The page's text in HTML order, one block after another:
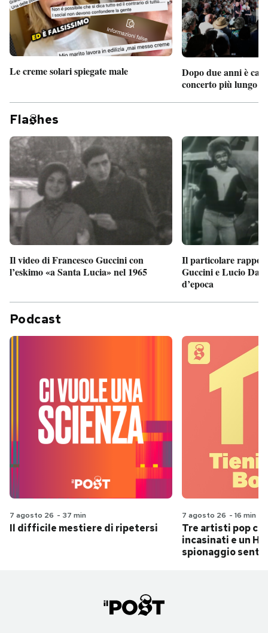
CALENDARIO
AREA PERSONALE
Entra
Le creme solari spiegate male
Dopo due anni è
concerto più lungo
Fla hes
Il video di Francesco Guccini con
l’eskimo «a Santa Lucia» nel 1965
Il particolare
Guccini e Lucio
d’epoca
Podcast
7 agosto 26 - 37 min
Il difficile mestiere di ripetersi
7 agosto 26 - 16 min
Tre artisti pop
incasinati e un
spionaggio